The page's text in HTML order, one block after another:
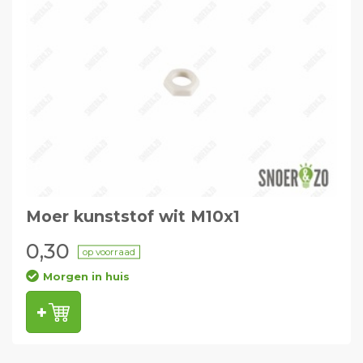
Moer kunststof wit M10x1
0,30 op voorraad
Morgen in huis